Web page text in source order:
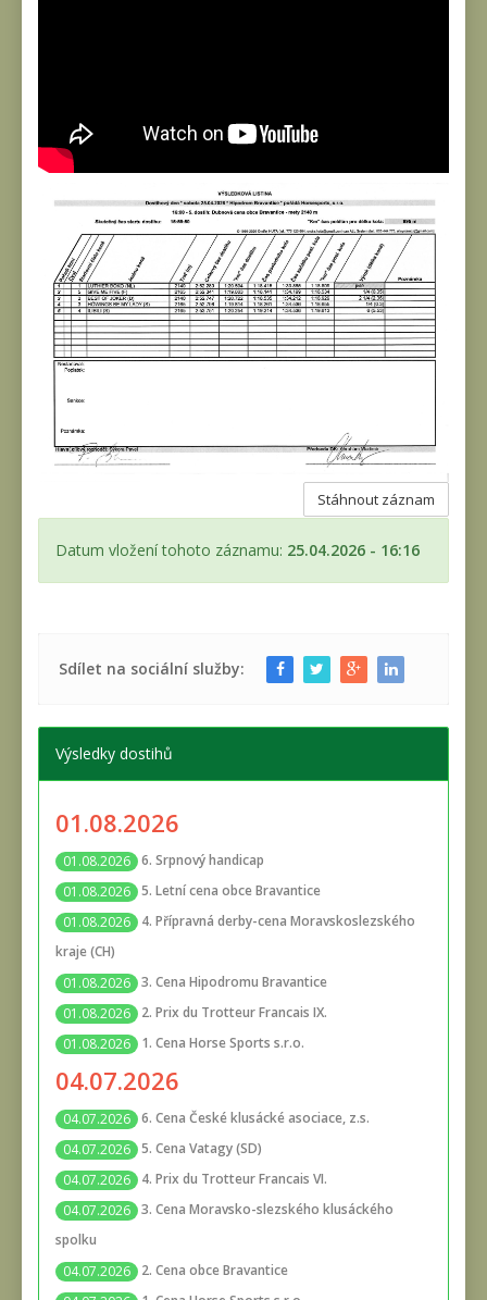
Stáhnout záznam
Datum vložení tohoto záznamu: 25.04.2026 - 16:16
Sdílet na sociální služby:
Výsledky dostihů
01.08.2026
01.08.2026 6. Srpnový handicap
01.08.2026 5. Letní cena obce Bravantice
01.08.2026
4. Přípravná derby-cena Moravskoslezského
kraje (CH)
01.08.2026 3. Cena Hipodromu Bravantice
01.08.2026
2. Prix du Trotteur Francais IX.
01.08.2026
1. Cena Horse Sports s.r.o.
04.07.2026
04.07.2026 6. Cena České klusácké asociace, z.s.
04.07.2026 5. Cena Vatagy (SD)
04.07.2026
4. Prix du Trotteur Francais VI.
04.07.2026 3. Cena Moravsko-slezského klusáckého
spolku
04.07.2026
2. Cena obce Bravantice